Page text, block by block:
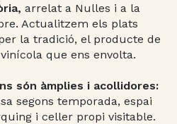
arrelat a Nulles i a la
Actualitzem els plats
la tradició, el producte de
que ens envolta.
són àmplies i acollidores:
segons temporada, espai
i celler propi visitable.